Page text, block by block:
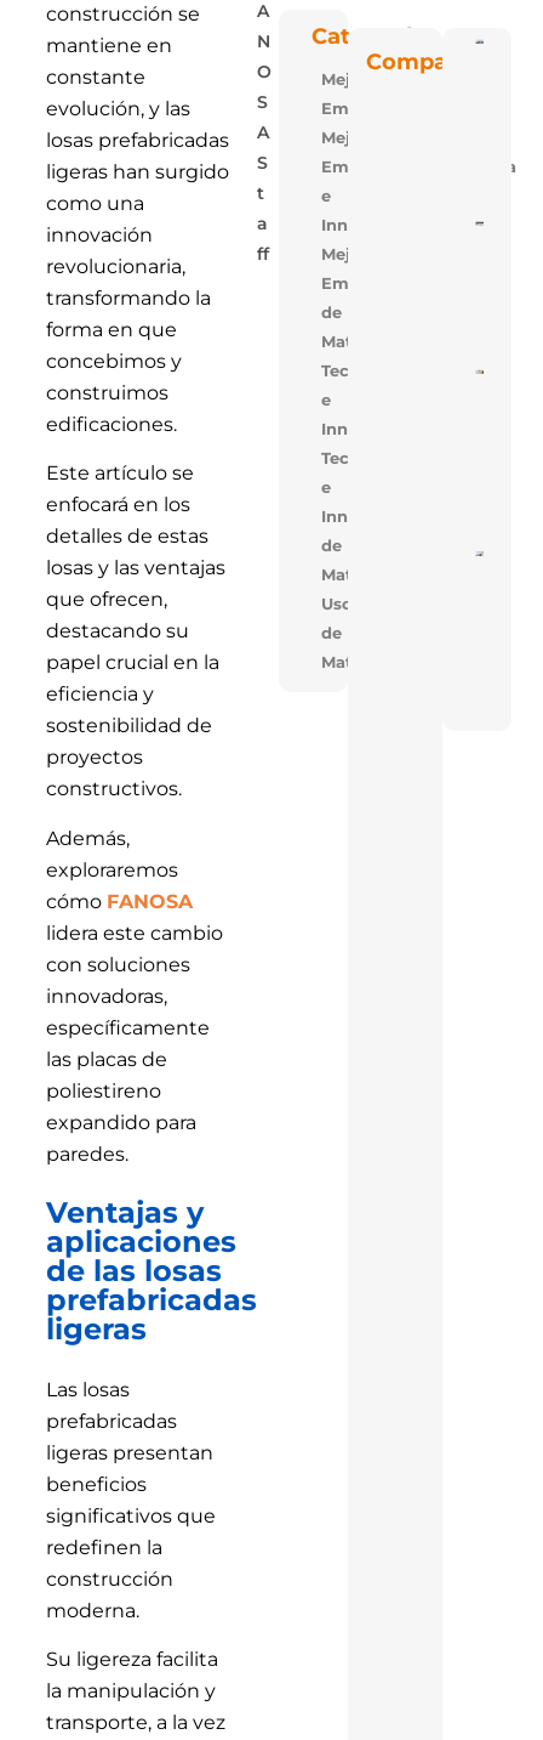
construcción se
mantiene en
constante
evolución, y las
losas prefabricadas
ligeras han surgido
como una
innovación
revolucionaria,
transformando la
forma en que
concebimos y
construimos
edificaciones.
Este artículo se
enfocará en los
detalles de estas
losas y las ventajas
que ofrecen,
destacando su
papel crucial en la
eficiencia y
sostenibilidad de
proyectos
constructivos.
Además,
exploraremos
cómo FANOSA
lidera este cambio
con soluciones
innovadoras,
específicamente
las placas de
poliestireno
expandido para
paredes.
Ventajas y
aplicaciones
de las losas
prefabricadas
ligeras
Las losas
prefabricadas
ligeras presentan
beneficios
significativos que
redefinen la
construcción
moderna.
Su ligereza facilita
la manipulación y
transporte, a la vez
A
N
O
S
A
S
T
A
Ff
Categorías
Mejora
Empresarial
Mejora
Empresarial,Tecnologia
e
Innovacion
Mejora
Empresarial,Uso
de
Materiales
Tecnología
e
Innovación
Tecnologia
e
Innovacion,Uso
de
Materiales
Uso
de
Materiales
Compartir
De